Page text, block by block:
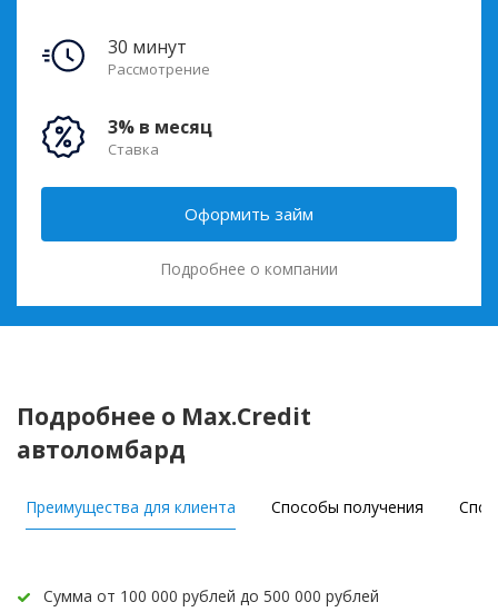
30 минут
Рассмотрение
3% в месяц
Ставка
Подробнее о компании
Оформить займ
Подробнее о Max.Credit
автоломбард
Преимущества для клиента Способы получения
Сумма от 100 000 рублей до 500 000 рублей